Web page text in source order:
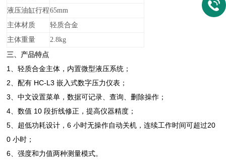
液压油缸行程65mm
主体材质
轻质合金
主体重量
2.8kg
三、产品特点
1、轻质合金主体，内置微型液压系统；
2、配有 HC-L3 嵌入式数字压力仪表；
3、中文设置菜单，数据可记录、查询、删除操作；
4、数值 10 段折线修正，提高仪器精度；
5、超低功耗设计，6 小时无操作自动关机，连续工作时间可超过20
0 小时；
6、强度和力值两种测量模式。